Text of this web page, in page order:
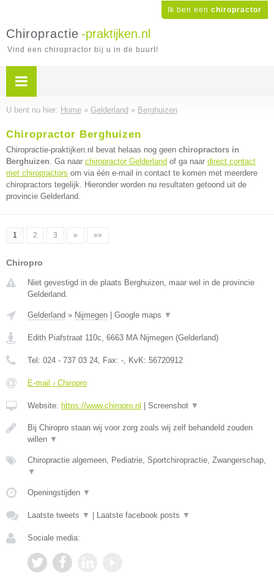
Ik ben een chiropractor
Chiropractie -praktijken.nl
Vind een chiropractor bij u in de buurt!
U bent nu hier: Home » Gelderland » Berghuizen
Chiropractor Berghuizen
Chiropractie-praktijken.nl bevat helaas nog geen chiropractors in
Berghuizen. Ga naar chiropractor Gelderland of ga naar direct contact
met chiropractors om via één e-mail in contact te komen met meerdere
chiropractors tegelijk. Hieronder worden nu resultaten getoond uit de
provincie Gelderland.
1 2 3 » »»
Chiropro
Niet gevestigd in de plaats Berghuizen, maar wel in de provincie
Gelderland.
Gelderland » Nijmegen Google maps ▼
Edith Piafstraat 110c, 6663 MA Nijmegen (Gelderland)
Tel: 024 - 737 03 24, Fax: -, KvK: 56720912
E-mail › Chiropro
Website: https://www.chiropro.nl Screenshot ▼
Bij Chiropro staan wij voor zorg zoals wij zelf behandeld zouden
willen ▼
Chiropractie algemeen, Pediatrie, Sportchiropractie, Zwangerschap,
▼
Openingstijden ▼
Laatste tweets ▼ Laatste facebook posts ▼
Sociale media: